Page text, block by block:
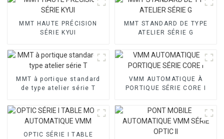
MMT HAUTE PRÉCISION
SÉRIE KYUI
MMT STANDARD DE TYPE
ATELIER SÉRIE G
MMT à portique standard
de type atelier série T
VMM AUTOMATIQUE À
PORTIQUE SÉRIE CORE I
OPTIC SÉRIE I TABLE